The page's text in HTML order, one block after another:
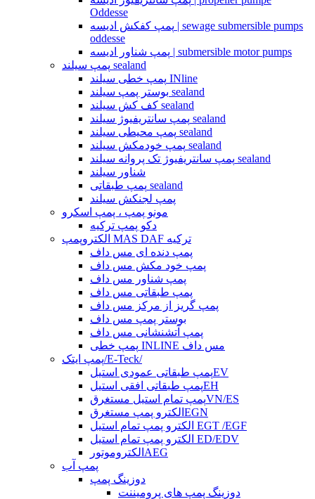
Oddesse
پمپ کفکش ادیسه | sewage submersible pumps
oddesse
پمپ شناور ادیسه | submersible motor pumps
پمپ سیلند sealand
پمپ خطی سیلند INline
بوستر پمپ سیلند sealand
کف کش سیلند sealand
پمپ سانتریفیوژ سیلند sealand
پمپ محیطی سیلند sealand
پمپ خودمکش سیلند sealand
پمپ سانتریفیوژ تک پروانه سیلند sealand
شناور سیلند
پمپ طبقاتی sealand
پمپ لجنکش سیلند
مونو پمپ ، پمپ اسکرو
دکو پمپ ترکیه
الکتروپمپ MAS DAF ترکیه
پمپ دنده ای مس داف
پمپ خود مکش مس داف
پمپ شناور مس داف
پمپ طبقاتی مس داف
پمپ گریز از مرکز مس داف
بوستر پمپ مس داف
پمپ آتشنشانی مس داف
پمپ خطی INLINE مس داف
پمپ ایتک/E-Teck/
پمپ طبقاتی عمودی استیلEV
پمپ طبقاتی افقی استیلEH
پمپ تمام استیل مستغرقVN/ES
الکترو پمپ مستغرقEGN
الکترو پمپ تمام استیل EGT /EGF
الکترو پمپ تمام استیل ED/EDV
الکتروموتورAEG
پمپ آب
دوزینگ پمپ
دوزینگ پمپ های پرومیننت